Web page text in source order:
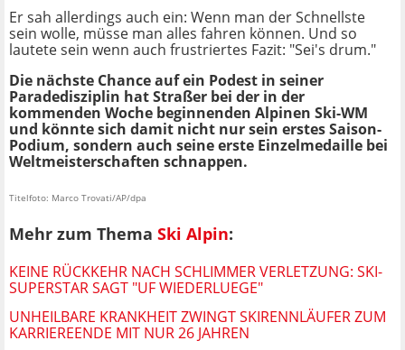
Er sah allerdings auch ein: Wenn man der Schnellste
sein wolle, müsse man alles fahren können. Und so
lautete sein wenn auch frustriertes Fazit: "Sei's drum."
Die nächste Chance auf ein Podest in seiner
Paradedisziplin hat Straßer bei der in der
kommenden Woche beginnenden Alpinen Ski-WM
und könnte sich damit nicht nur sein erstes Saison-
Podium, sondern auch seine erste Einzelmedaille bei
Weltmeisterschaften schnappen.
Titelfoto: Marco Trovati/AP/dpa
Mehr zum Thema Ski Alpin:
KEINE RÜCKKEHR NACH SCHLIMMER VERLETZUNG: SKI-
SUPERSTAR SAGT "UF WIEDERLUEGE"
UNHEILBARE KRANKHEIT ZWINGT SKIRENNLÄUFER ZUM
KARRIEREENDE MIT NUR 26 JAHREN